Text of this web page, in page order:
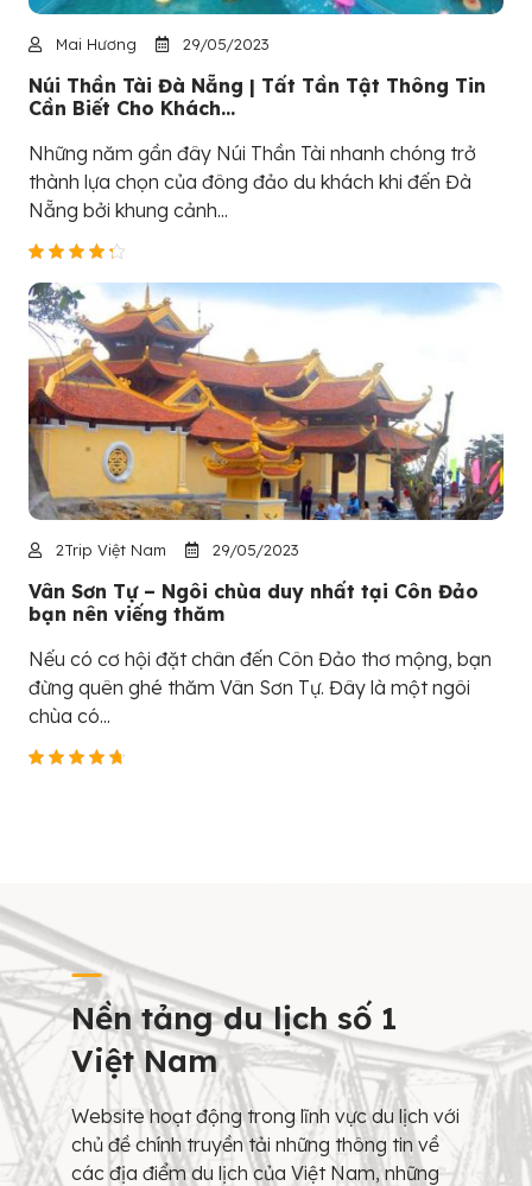
Mai Hương 29/05/2023
Núi Thần Tài Đà Nẵng | Tất Tần Tật Thông Tin
Cần Biết Cho Khách...
Những năm gần đây Núi Thần Tài nhanh chóng trở
thành lựa chọn của đông đảo du khách khi đến Đà
Nẵng bởi khung cảnh...
2Trip Việt Nam 29/05/2023
Vân Sơn Tự – Ngôi chùa duy nhất tại Côn Đảo
bạn nên viếng thăm
Nếu có cơ hội đặt chân đến Côn Đảo thơ mộng, bạn
đừng quên ghé thăm Vân Sơn Tự. Đây là một ngôi
chùa có...
Nền tảng du lịch số 1
Việt Nam
Website hoạt động trong lĩnh vực du lịch với
chủ đề chính truyền tải những thông tin về
các địa điểm du lịch của Việt Nam, những